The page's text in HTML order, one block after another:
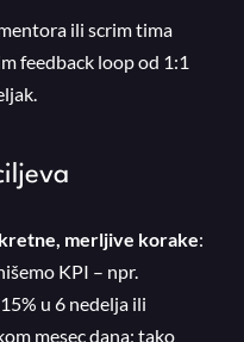
ili scrim tima
feedback loop od 1:1
merljive korake:
KPI – npr.
u 6 nedelja ili
mesec dana; tako